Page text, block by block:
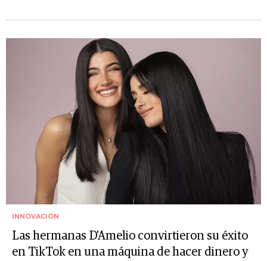
INNOVACIÓN
Las hermanas D'Amelio convirtieron su éxito
en TikTok en una máquina de hacer dinero y